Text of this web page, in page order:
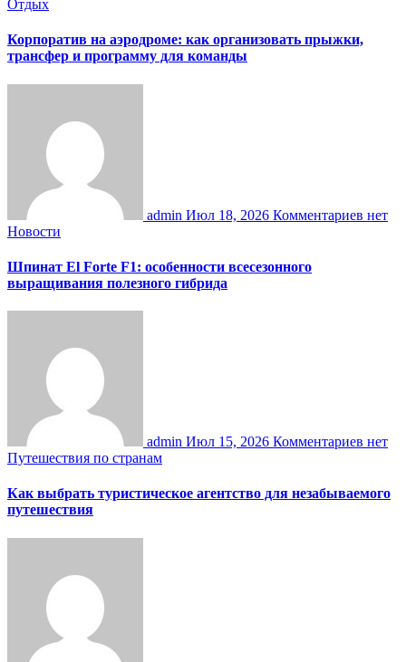
Отдых
Корпоратив на аэродроме: как организовать прыжки,
трансфер и программу для команды
admin Июл 18, 2026 Комментариев нет
Новости
Шпинат El Forte F1: особенности всесезонного
выращивания полезного гибрида
admin Июл 15, 2026 Комментариев нет
Путешествия по странам
Как выбрать туристическое агентство для незабываемого
путешествия